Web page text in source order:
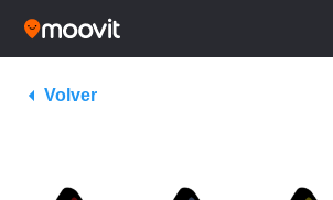
Volver